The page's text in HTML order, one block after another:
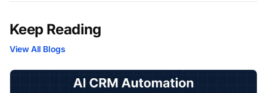
Keep Reading
View All Blogs